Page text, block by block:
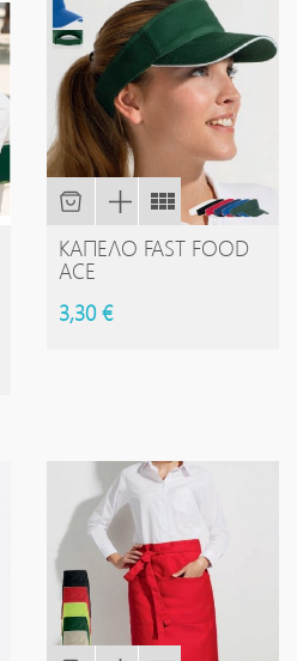
ΚΑΠΈΛΟ FAST FOOD
ACE
3,30 €